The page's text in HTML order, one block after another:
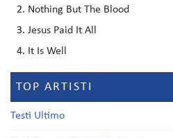
Nothing But The Blood
Jesus Paid It All
It Is Well
TOP ARTISTI
Testi Ultimo